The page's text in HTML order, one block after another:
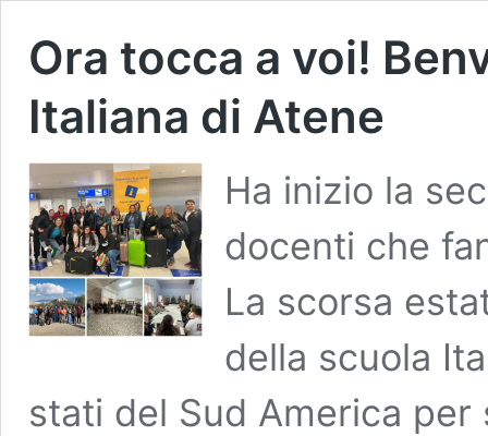
Ora tocca a voi!
Italiana di Atene
Ha inizio la
docenti che
La scorsa
della scuola
stati del Sud America